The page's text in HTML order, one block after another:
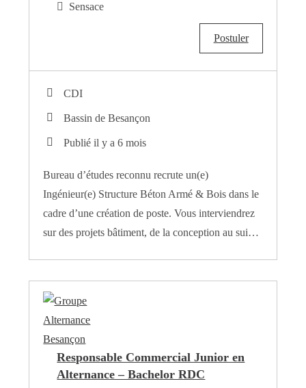
Sensace
Postuler
CDI
Bassin de Besançon
Publié il y a 6 mois
Bureau d’études reconnu recrute un(e)
Ingénieur(e) Structure Béton Armé & Bois dans le
cadre d’une création de poste. Vous interviendrez
sur des projets bâtiment, de la conception au sui…
Responsable Commercial Junior en
Alternance – Bachelor RDC